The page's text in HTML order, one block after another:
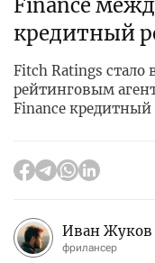
Finance
кредитный
Fitch Ratings
рейтинговым
Finance кредитный
Иван Жуков
фрилансер